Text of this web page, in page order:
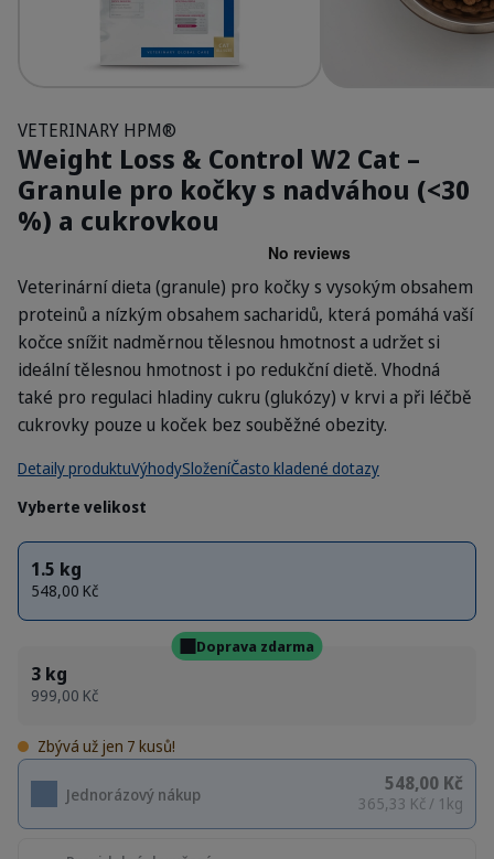
VETERINARY HPM®
Weight Loss & Control W2 Cat –
Granule pro kočky s nadváhou (<30
%) a cukrovkou
Veterinární dieta (granule) pro kočky s vysokým obsahem
proteinů a nízkým obsahem sacharidů, která pomáhá vaší
kočce snížit nadměrnou tělesnou hmotnost a udržet si
ideální tělesnou hmotnost i po redukční dietě. Vhodná
také pro regulaci hladiny cukru (glukózy) v krvi a při léčbě
cukrovky pouze u koček bez souběžné obezity.
Detaily produktuVýhodySloženíČasto kladené dotazy
Vyberte velikost
1.5 kg
548,00 Kč
Doprava zdarma
3 kg
999,00 Kč
Zbývá už jen 7 kusů!
Jednorázový nákup 548,00 Kč
365,33 Kč / 1kg